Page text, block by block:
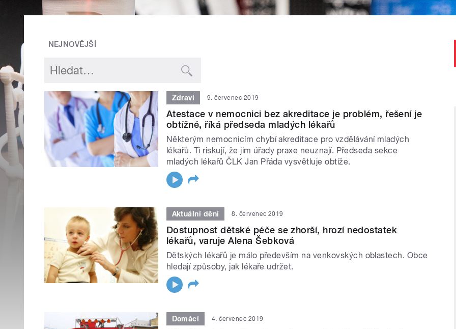
NEJNOVĚJŠÍ
Zdraví 9. červenec 2019
Atestace v nemocnici bez akreditace je problém, řešení je
obtížné, říká předseda mladých lékařů
Některým nemocnicím chybí akreditace pro vzdělávání mladých
lékařů. Ti riskují, že jim úřady praxe neuznají. Předseda sekce
mladých lékařů ČLK Jan Přáda vysvětluje obtíže.
Aktuální dění 8. červenec 2019
Dostupnost dětské péče se zhorší, hrozí nedostatek
lékařů, varuje Alena Šebková
Dětských lékařů je málo především na venkovských oblastech. Obce
hledají způsoby, jak lékaře udržet.
Domácí 4. červenec 2019